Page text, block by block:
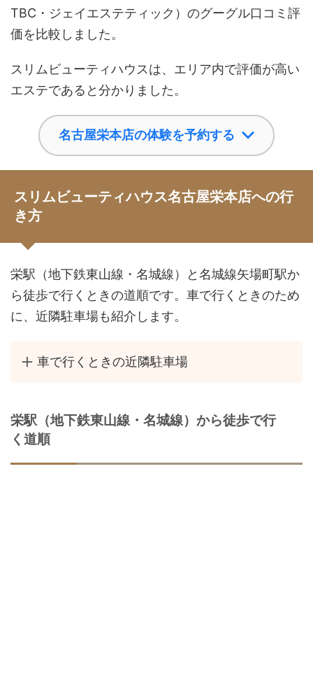
TBC・ジェイエステティック）のグーグル口コミ評
価を比較しました。
スリムビューティハウスは、エリア内で評価が高い
エステであると分かりました。
名古屋栄本店の体験を予約する
スリムビューティハウス名古屋栄本店への行
き方
栄駅（地下鉄東山線・名城線）と名城線矢場町駅か
ら徒歩で行くときの道順です。車で行くときのため
に、近隣駐車場も紹介します。
車で行くときの近隣駐車場
栄駅（地下鉄東山線・名城線）から徒歩で行
く道順